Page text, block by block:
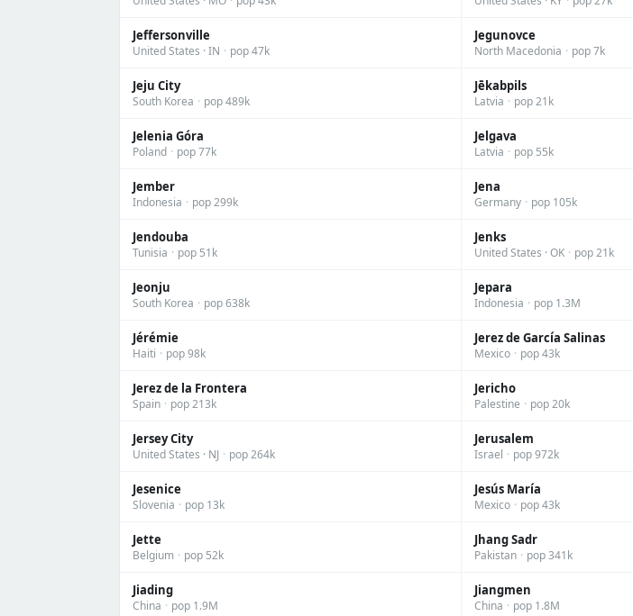
Jeffersonville
United States · IN · pop 47k
Jegunovce
North Macedonia · pop 7k
Jeju City
South Korea · pop 489k
Jēkabpils
Latvia · pop 21k
Jelenia Góra
Poland · pop 77k
Jelgava
Latvia · pop 55k
Jember
Indonesia · pop 299k
Jena
Germany · pop 105k
Jendouba
Tunisia · pop 51k
Jenks
United States · OK · pop 21k
Jeonju
South Korea · pop 638k
Jepara
Indonesia · pop 1.3M
Jérémie
Haiti · pop 98k
Jerez de García Salinas
Mexico · pop 43k
Jerez de la Frontera
Spain · pop 213k
Jericho
Palestine · pop 20k
Jersey City
United States · NJ · pop 264k
Jerusalem
Israel · pop 972k
Jesenice
Slovenia · pop 13k
Jesús María
Mexico · pop 43k
Jette
Belgium · pop 52k
Jhang Sadr
Pakistan · pop 341k
Jiading
China · pop 1.9M
Jiangmen
China · pop 1.8M